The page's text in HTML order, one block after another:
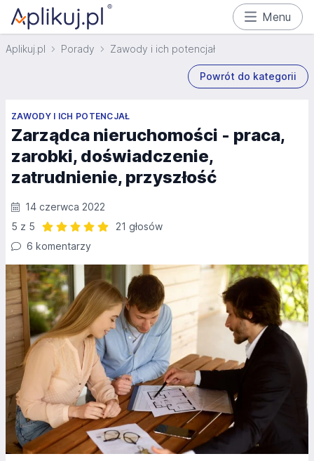
Menu
Aplikuj.pl Porady Zawody i ich potencjał
Powrót do kategorii
ZAWODY I ICH POTENCJAŁ
Zarządca nieruchomości - praca,
zarobki, doświadczenie,
zatrudnienie, przyszłość
14 czerwca 2022
5 z 5
21 głosów
6 komentarzy